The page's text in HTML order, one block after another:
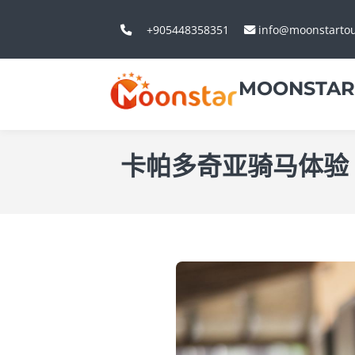
+905448358351
MOONSTAR
卡帕多奇亚骑马体验